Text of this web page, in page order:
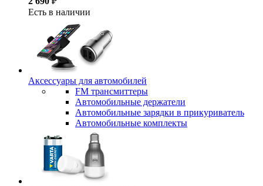
Есть в наличии
Аксессуары для автомобилей
FM трансмиттеры
Автомобильные держатели
Автомобильные зарядки в прикуриватель
Автомобильные комплекты